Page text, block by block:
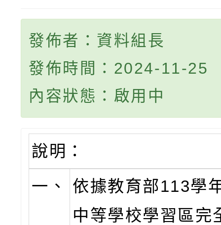
發佈者：資料組長
發佈時間：2024-11-25
內容狀態：啟用中
說明：
一、
依據教育部113學
中等學校學習區完